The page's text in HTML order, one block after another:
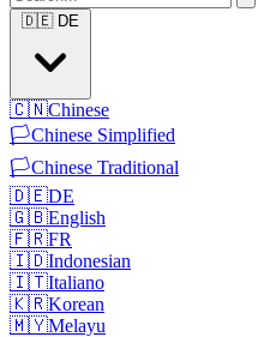
🇩🇪 DE
🇨🇳Chinese
🏳️Chinese Simplified
🏳️Chinese Traditional
🇩🇪DE
🇬🇧English
🇫🇷FR
🇮🇩Indonesian
🇮🇹Italiano
🇰🇷Korean
🇲🇾Melayu